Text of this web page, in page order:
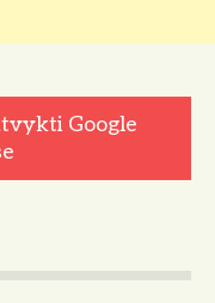
Google